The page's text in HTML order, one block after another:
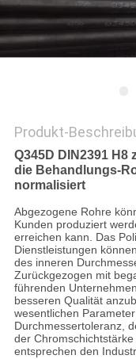
Produkt-
Q345D DIN2391
die Behandlungs-
normalisiert
Abgezogene Rohre
Kunden produziert
erreichen kann. Das
Dienstleistungen
des inneren
Zurückgezogen mit
führenden
besseren Qualität
wesentlichen
Durchmessertoleranz,
der
entsprechen den